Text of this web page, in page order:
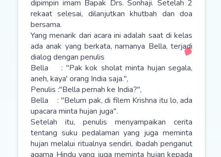
dipimpin imam Bapak Drs. Sonhaji. Setelah 2
rekaat selesai, dilanjutkan khutbah dan doa
bersama.
Yang menarik dari acara ini adalah saat di kelas
ada anak yang berkata, namanya Bella, terjadi
dialog dengan penulis
Bella : "Pak kok sholat minta hujan segala,
aneh, kaya' orang India saja.",
Penulis :"Bella pernah ke India?",
Bella : "Belum pak, di filem Krishna itu lo, ada
upacara minta hujan juga".
Setelah itu, penulis menyampaikan cerita
tentang suku pedalaman yang juga meminta
hujan melalui ritualnya sendiri, ibadah penganut
agama Hindu yang juga meminta hujan kepada